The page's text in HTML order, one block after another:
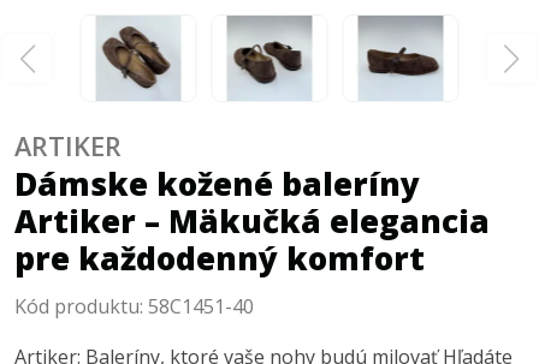
Dámske kožené baleríny
Artiker – Mäkučká elegancia
pre každodenný komfort
ARTIKER
Kód produktu: 58C1451-40
Artiker: Baleríny, ktoré vaše nohy budú milovať Hľadáte